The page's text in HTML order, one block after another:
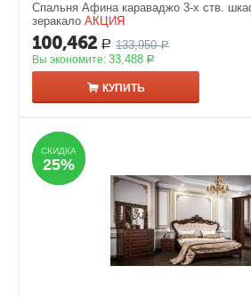
Спальня Афина караваджо 3-х ств.
зеракало АКЦИЯ
100,462 Р 133,950 Р
Вы экономите: 33,488 Р
КУПИТЬ
СКИДКА
25%
СКИДКА
25%